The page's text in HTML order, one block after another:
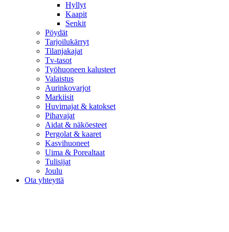
Hyllyt
Kaapit
Senkit
Pöydät
Tarjoilukärryt
Tilanjakajat
Tv-tasot
Työhuoneen kalusteet
Valaistus
Aurinkovarjot
Markiisit
Huvimajat & katokset
Pihavajat
Aidat & näköesteet
Pergolat & kaaret
Kasvihuoneet
Uima & Porealtaat
Tulisijat
Joulu
Ota yhteyttä